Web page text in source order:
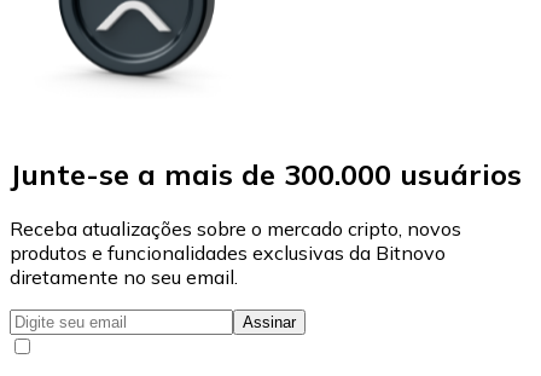
Junte-se a mais de 300.000 usuários
Receba atualizações sobre o mercado cripto, novos
produtos e funcionalidades exclusivas da Bitnovo
diretamente no seu email.
Assinar